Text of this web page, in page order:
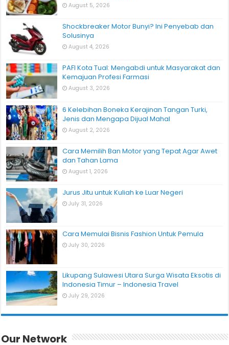
August 5, 2026
Shockbreaker Motor Bunyi? Ini Penyebab dan
Solusinya
August 4, 2026
PAFI Kota Tual: Mengabdi untuk Masyarakat dan
Kemajuan Profesi Farmasi
August 3, 2026
6 Kelebihan Boneka Kerajinan Tangan Turki,
Jenis dan Mengapa Dijual Mahal
August 2, 2026
Cara Memilih Ban Motor yang Tepat Agar Awet
dan Tahan Lama
August 1, 2026
Jurus Jitu untuk Kuliah ke Luar Negeri
July 31, 2026
Cara Memulai Bisnis Fashion Untuk Pemula
July 30, 2026
Likupang Sulawesi Utara Surga Wisata Eksotis di
Indonesia Timur – Indonesia Travel
July 29, 2026
Our Network